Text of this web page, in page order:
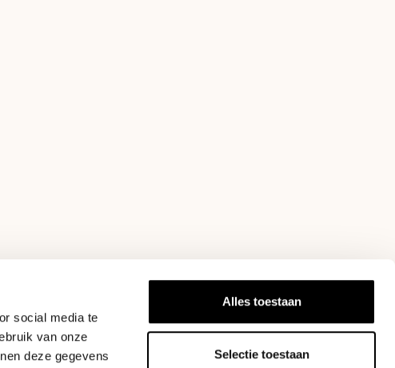
social media te
van onze
deze gegevens
Alles toestaan
Selectie toestaan